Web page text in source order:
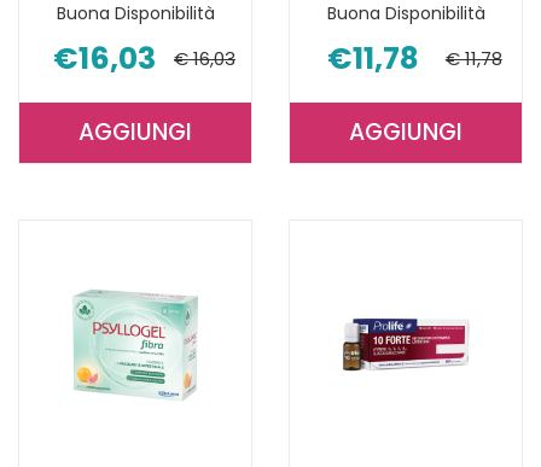
Buona Disponibilità
€16,03 € 16,03
AGGIUNGIAGGIUNGI PSYLLOGEL
CARRELLO
Buona Disponibilità
€11,78 € 11,78
AGGIUNGIAGGIUNGI
CARRELLO